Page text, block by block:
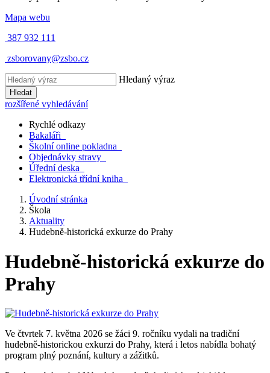
Mapa webu
387 932 111
zsborovany@zsbo.cz
Hledaný výraz
Hledat
rozšířené vyhledávání
Rychlé odkazy
Bakaláři
Školní online pokladna
Objednávky stravy
Úřední deska
Elektronická třídní kniha
Úvodní stránka
Škola
Aktuality
Hudebně-historická exkurze do Prahy
Hudebně-historická exkurze do
Prahy
Ve čtvrtek 7. května 2026 se žáci 9. ročníku vydali na tradiční
hudebně-historickou exkurzi do Prahy, která i letos nabídla bohatý
program plný poznání, kultury a zážitků.